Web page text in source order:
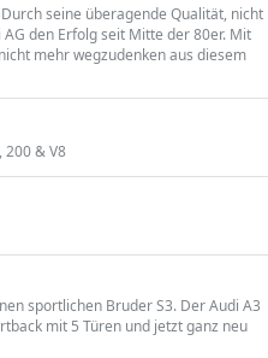
seine überagende Qualität, nicht
den Erfolg seit Mitte der 80er. Mit
mehr wegzudenken aus diesem
200 & V8
sportlichen Bruder S3. Der Audi A3
mit 5 Türen und jetzt ganz neu